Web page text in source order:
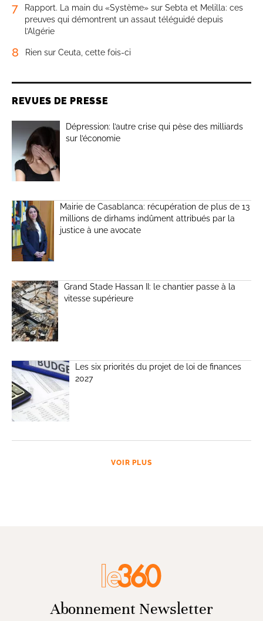
7
Rapport. La main du «Système» sur Sebta et Melilla: ces
preuves qui démontrent un assaut téléguidé depuis
l’Algérie
8 Rien sur Ceuta, cette fois-ci
REVUES DE PRESSE
Dépression: l’autre crise qui pèse des milliards
sur l’économie
Mairie de Casablanca: récupération de plus de 13
millions de dirhams indûment attribués par la
justice à une avocate
Grand Stade Hassan II: le chantier passe à la
vitesse supérieure
Les six priorités du projet de loi de finances
2027
VOIR PLUS
Abonnement Newsletter